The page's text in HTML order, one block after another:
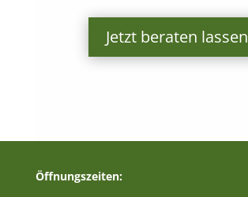
Jetzt beraten lassen
Öffnungszeiten: